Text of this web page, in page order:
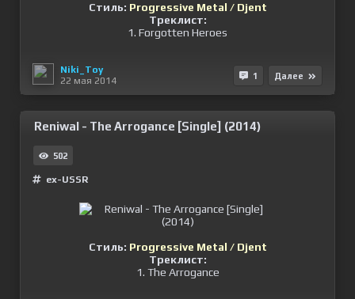
Стиль: Progressive Metal / Djent
Треклист:
1. Forgotten Heroes
Niki_Toy
22 мая 2014
1 Далее
Reniwal - The Arrogance [Single] (2014)
502
ex-USSR
Стиль: Progressive Metal / Djent
Треклист:
1. The Arrogance